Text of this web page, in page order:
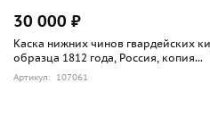
30 000 ₽
Каска нижних чинов гвардейских
образца 1812 года, Россия, копия...
Артикул: 107061